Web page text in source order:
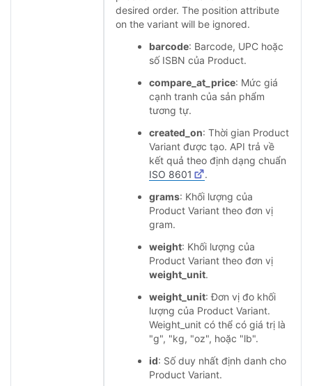
desired order. The position attribute
on the variant will be ignored.
barcode: Barcode, UPC hoặc
số ISBN của Product.
compare_at_price: Mức giá
cạnh tranh của sản phẩm
tương tự.
created_on: Thời gian Product
Variant được tạo. API trả về
kết quả theo định dạng chuẩn
ISO 8601
.
grams: Khối lượng của
Product Variant theo đơn vị
gram.
weight: Khối lượng của
Product Variant theo đơn vị
weight_unit.
weight_unit: Đơn vị đo khối
lượng của Product Variant.
Weight_unit có thể có giá trị là
"g", "kg, "oz", hoặc "lb".
id: Số duy nhất định danh cho
Product Variant.